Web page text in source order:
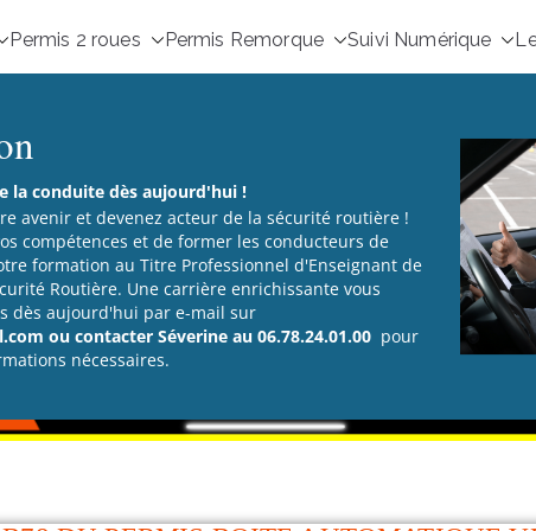
Permis 2 roues Permis Remorque Suivi Numérique
la conduite dès aujourd'hui !
avenir et devenez acteur de la sécurité routière !
compétences et de former les conducteurs de
formation au Titre Professionnel d'Enseignant de
Routière. Une carrière enrichissante vous
dès aujourd'hui par e-mail sur
ou contacter Séverine au 06.78.24.01.00 pour
nécessaires.